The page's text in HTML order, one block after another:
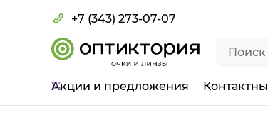
+7 (343) 273-07-07
Акции и предложения